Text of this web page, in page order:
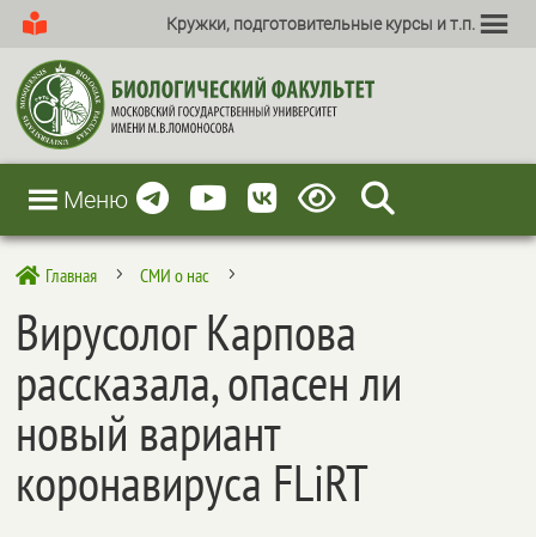
Кружки, подготовительные курсы и т.п.
Меню
 Главная 5 СМИ о нас 5
Вирусолог Карпова
рассказала, опасен ли
новый вариант
коронавируса FLiRT